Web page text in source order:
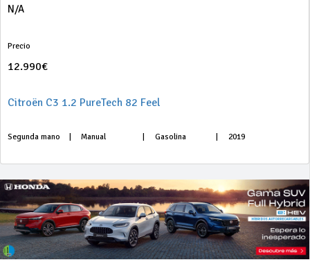
N/A
Precio
12.990€
Citroën C3 1.2 PureTech 82 Feel
Segunda mano Manual Gasolina 2019